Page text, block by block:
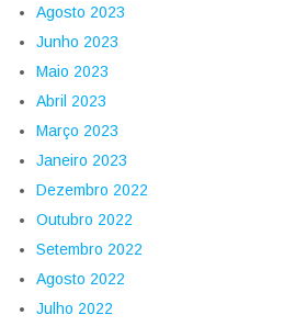
Agosto 2023
Junho 2023
Maio 2023
Abril 2023
Março 2023
Janeiro 2023
Dezembro 2022
Outubro 2022
Setembro 2022
Agosto 2022
Julho 2022